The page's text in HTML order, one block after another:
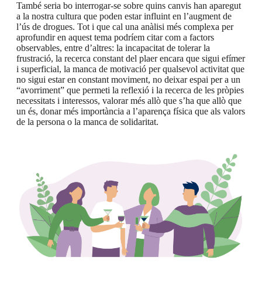
També seria bo interrogar-se sobre quins canvis han aparegut
a la nostra cultura que poden estar influint en l’augment de
l’ús de drogues. Tot i que cal una anàlisi més complexa per
aprofundir en aquest tema podríem citar com a factors
observables, entre d’altres: la incapacitat de tolerar la
frustració, la recerca constant del plaer encara que sigui efímer
i superficial, la manca de motivació per qualsevol activitat que
no sigui estar en constant moviment, no deixar espai per a un
“avorriment” que permeti la reflexió i la recerca de les pròpies
necessitats i interessos, valorar més allò que s’ha que allò que
un és, donar més importància a l’aparença física que als valors
de la persona o la manca de solidaritat.